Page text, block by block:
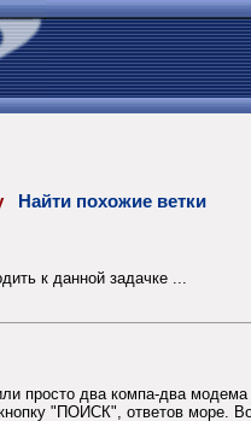
Найти похожие ветки
к данной задачке ...
просто два компа-два
"ПОИСК", ответов море.